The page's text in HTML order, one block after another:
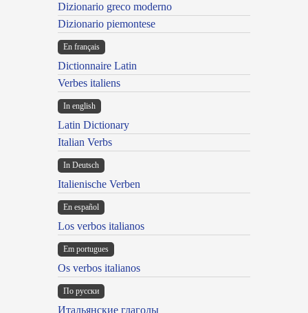
Dizionario greco moderno
Dizionario piemontese
En français
Dictionnaire Latin
Verbes italiens
In english
Latin Dictionary
Italian Verbs
In Deutsch
Italienische Verben
En español
Los verbos italianos
Em portugues
Os verbos italianos
По русски
Итальянские глаголы